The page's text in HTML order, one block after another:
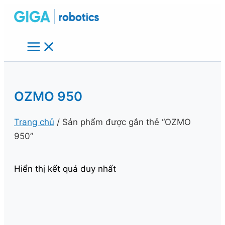
OZMO 950
Trang chủ / Sản phẩm được gắn thẻ “OZMO
950”
Hiển thị kết quả duy nhất